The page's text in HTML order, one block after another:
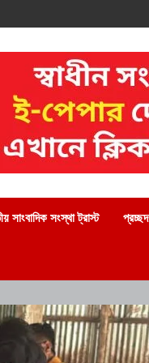
সাংবাদিক সংস্থা ট্রাস্ট প্রচ্ছদ